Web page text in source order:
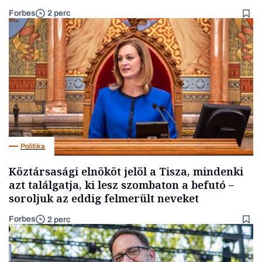
Forbes 2 perc
Politika
Köztársasági elnököt jelöl a Tisza, mindenki
azt találgatja, ki lesz szombaton a befutó –
soroljuk az eddig felmerült neveket
Forbes 2 perc